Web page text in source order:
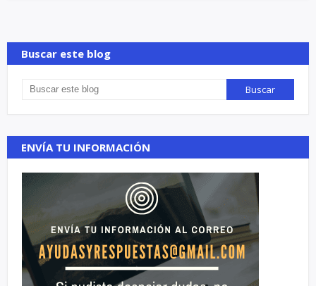
Buscar este blog
ENVÍA TU INFORMACIÓN